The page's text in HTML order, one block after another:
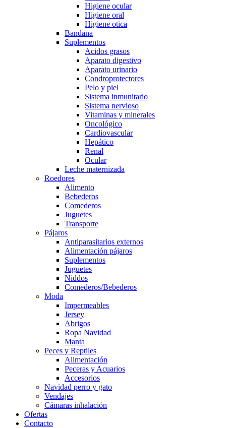
Higiene ocular
Higiene oral
Higiene otica
Bandana
Suplementos
Acidos grasos
Aparato digestivo
Aparato urinario
Condroprotectores
Pelo y piel
Sistema inmunitario
Sistema nervioso
Vitaminas y minerales
Oncológico
Cardiovascular
Hepático
Renal
Ocular
Leche maternizada
Roedores
Alimento
Bebederos
Comederos
Juguetes
Transporte
Pájaros
Antiparasitarios externos
Alimentación pájaros
Suplementos
Juguetes
Niddos
Comederos/Bebederos
Moda
Impermeables
Jersey
Abrigos
Ropa Navidad
Manta
Peces y Reptiles
Alimentación
Peceras y Acuarios
Accesorios
Navidad perro y gato
Vendajes
Cámaras inhalación
Ofertas
Contacto